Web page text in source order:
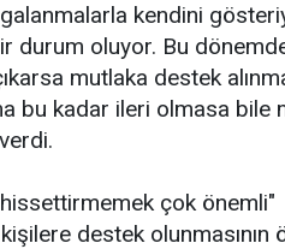
kendini
durum oluyor. Bu
mutlaka destek
bu kadar ileri olmasa
hissettirmemek çok önemli"
destek